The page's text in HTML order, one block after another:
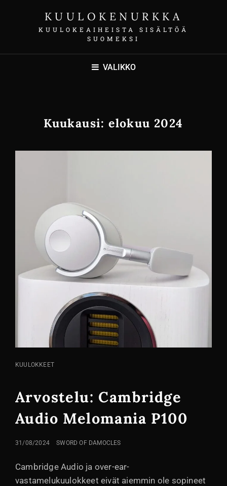
KUULOKENURKKA
KUULOKEAIHEISTA SISÄLTÖÄ
SUOMEKSI
VALIKKO
Kuukausi:elokuu 2024
KISSA
KUULOKKEET
Arvostelu: Cambridge
Audio Melomania P100
LÄHETETTY
31/08/2024 SWORD OF DAMOCLES
Cambridge Audio ja over-ear-
vastamelukuulokkeet eivät aiemmin ole sopineet